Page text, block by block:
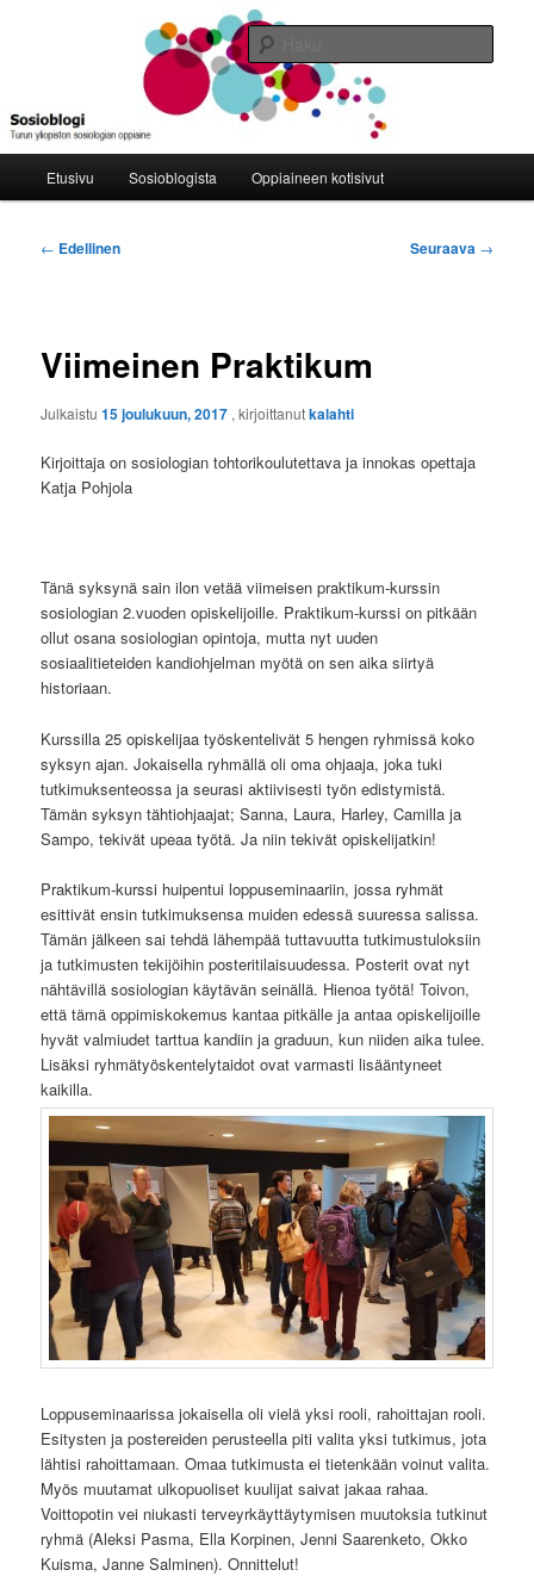
Sosioblogi
Turun yliopiston sosiologian oppiaine
Etusivu Sosioblogista Oppiaineen kotisivut
Artikkelien
← Edellinen Seuraava →
Viimeinen Praktikum
Julkaistu15 joulukuun, 2017 , kirjoittanutkalahti
Kirjoittaja on sosiologian tohtorikoulutettava ja innokas opettaja
Katja Pohjola
Tänä syksynä sain ilon vetää viimeisen praktikum-kurssin
sosiologian 2.vuoden opiskelijoille. Praktikum-kurssi on pitkään
ollut osana sosiologian opintoja, mutta nyt uuden
sosiaalitieteiden kandiohjelman myötä on sen aika siirtyä
historiaan.
Kurssilla 25 opiskelijaa työskentelivät 5 hengen ryhmissä koko
syksyn ajan. Jokaisella ryhmällä oli oma ohjaaja, joka tuki
tutkimuksenteossa ja seurasi aktiivisesti työn edistymistä.
Tämän syksyn tähtiohjaajat; Sanna, Laura, Harley, Camilla ja
Sampo, tekivät upeaa työtä. Ja niin tekivät opiskelijatkin!
Praktikum-kurssi huipentui loppuseminaariin, jossa ryhmät
esittivät ensin tutkimuksensa muiden edessä suuressa salissa.
Tämän jälkeen sai tehdä lähempää tuttavuutta tutkimustuloksiin
ja tutkimusten tekijöihin posteritilaisuudessa. Posterit ovat nyt
nähtävillä sosiologian käytävän seinällä. Hienoa työtä! Toivon,
että tämä oppimiskokemus kantaa pitkälle ja antaa opiskelijoille
hyvät valmiudet tarttua kandiin ja graduun, kun niiden aika tulee.
Lisäksi ryhmätyöskentelytaidot ovat varmasti lisääntyneet
kaikilla.
Loppuseminaarissa jokaisella oli vielä yksi rooli, rahoittajan rooli.
Esitysten ja postereiden perusteella piti valita yksi tutkimus, jota
lähtisi rahoittamaan. Omaa tutkimusta ei tietenkään voinut valita.
Myös muutamat ulkopuoliset kuulijat saivat jakaa rahaa.
Voittopotin vei niukasti terveyrkäyttäytymisen muutoksia tutkinut
ryhmä (Aleksi Pasma, Ella Korpinen, Jenni Saarenketo, Okko
Kuisma, Janne Salminen). Onnittelut!